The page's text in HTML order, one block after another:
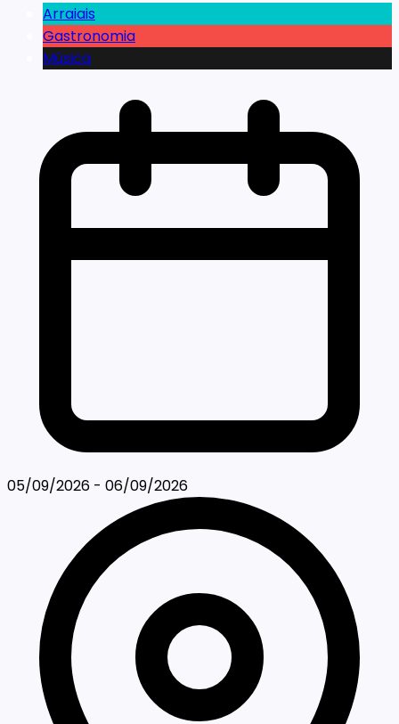
Arraiais
Gastronomia
Música
05/09/2026 - 06/09/2026